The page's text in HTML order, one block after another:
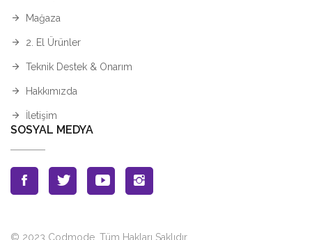
Mağaza
2. El Ürünler
Teknik Destek & Onarım
Hakkımızda
İletişim
SOSYAL MEDYA
© 2023 Codmode. Tüm Hakları Saklıdır.